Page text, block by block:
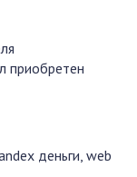
приобретен
деньги, web